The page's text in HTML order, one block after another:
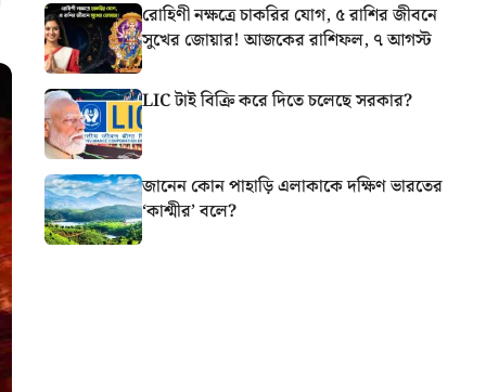
রোহিণী নক্ষত্রে চাকরির যোগ, ৫ রাশির জীবনে
সুখের জোয়ার! আজকের রাশিফল, ৭ আগস্ট
LIC টাই বিক্রি করে দিতে চলেছে সরকার?
জানেন কোন পাহাড়ি এলাকাকে দক্ষিণ ভারতের
‘কাশ্মীর’ বলে?